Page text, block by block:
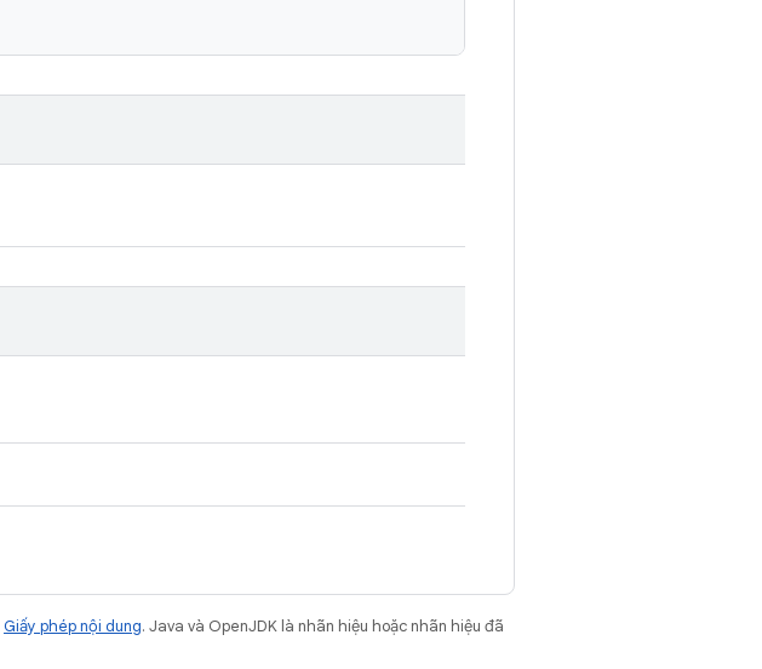
Giấy phép nội dung. Java và OpenJDK là nhãn hiệu hoặc nhãn hiệu đã